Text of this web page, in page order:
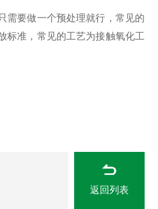
需要做一个预处理就行，常见的
标准，常见的工艺为接触氧化工
返回列表